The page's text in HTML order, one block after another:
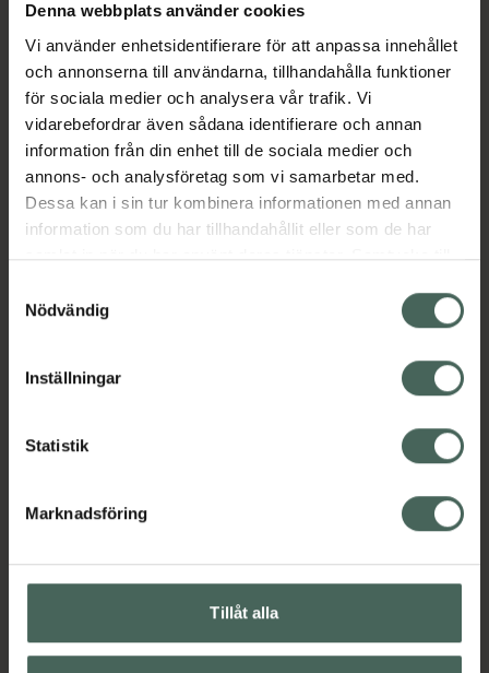
Denna webbplats använder cookies
Vi använder enhetsidentifierare för att anpassa innehållet
och annonserna till användarna, tillhandahålla funktioner
för sociala medier och analysera vår trafik. Vi
vidarebefordrar även sådana identifierare och annan
information från din enhet till de sociala medier och
annons- och analysföretag som vi samarbetar med.
Dessa kan i sin tur kombinera informationen med annan
information som du har tillhandahållit eller som de har
samlat in när du har använt deras tjänster. Samtycke till
återkalla ditt samtycke via webbplatsens
cookieinställningar. Ett återkallat samtycke påverkar inte
lagligheten av behandling som skett innan återkallelsen.
Nödvändig
Inställningar
Statistik
Marknadsföring
Tillåt alla
Aktuella erbjudanden
Beskrivning
Läs alltid bipacksedeln innan
Kronans Apotek finns här för dig. Du hittar oss från Skåne i
syd till Lappland i norr, och online i mobilen och på
datorn. Oavsett vem du är så är det vårt uppdrag att
hjälpa just dig att må lite bättre. Välkommen att prata
Kontakta oss
Handla tryggt